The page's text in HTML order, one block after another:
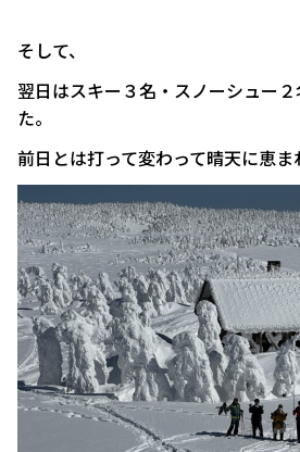
そして、
翌日はスキー３名・スノーシュー
た。
前日とは打って変わって晴天に恵ま